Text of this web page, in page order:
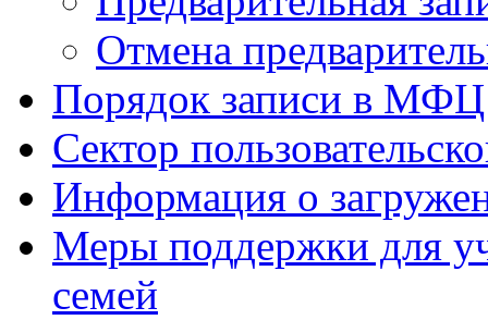
Отмена
Порядок записи в МФЦ
Сектор
Информация о
Меры поддержки для
семей